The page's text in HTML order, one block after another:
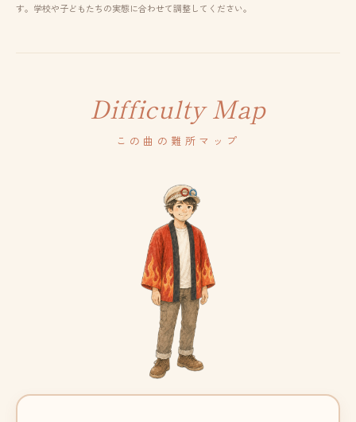
す。学校や子どもたちの実態に合わせて調整してください。
Difficulty Map
この曲の難所マップ